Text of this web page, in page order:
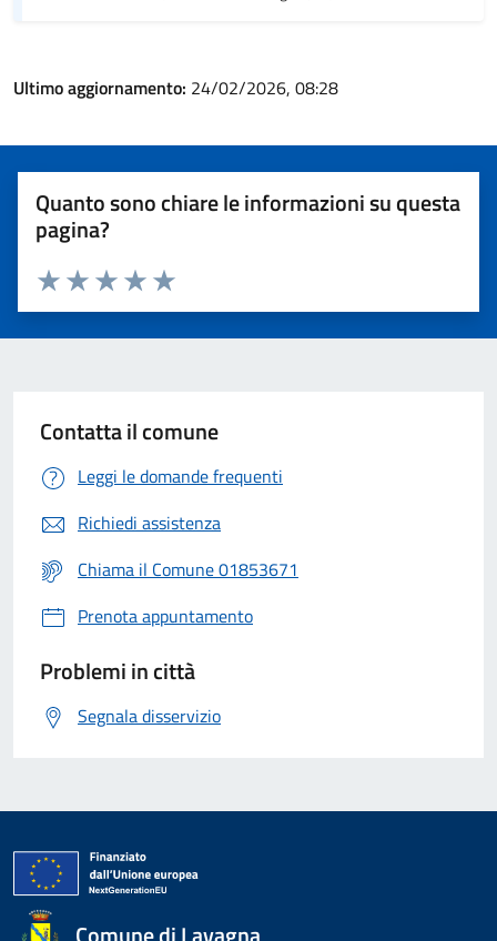
Ultimo aggiornamento: 24/02/2026, 08:28
Quanto sono chiare le informazioni su questa
pagina?
Valuta 5 stelle su 5
Valuta 4 stelle su 5
Valuta 3 stelle su 5
Valuta 2 stelle su 5
Valuta 1 stelle su 5
Contatta il comune
Leggi le domande frequenti
Richiedi assistenza
Chiama il Comune 01853671
Prenota appuntamento
Problemi in città
Segnala disservizio